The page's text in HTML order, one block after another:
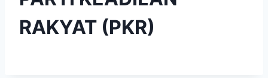
RAKYAT (PKR)